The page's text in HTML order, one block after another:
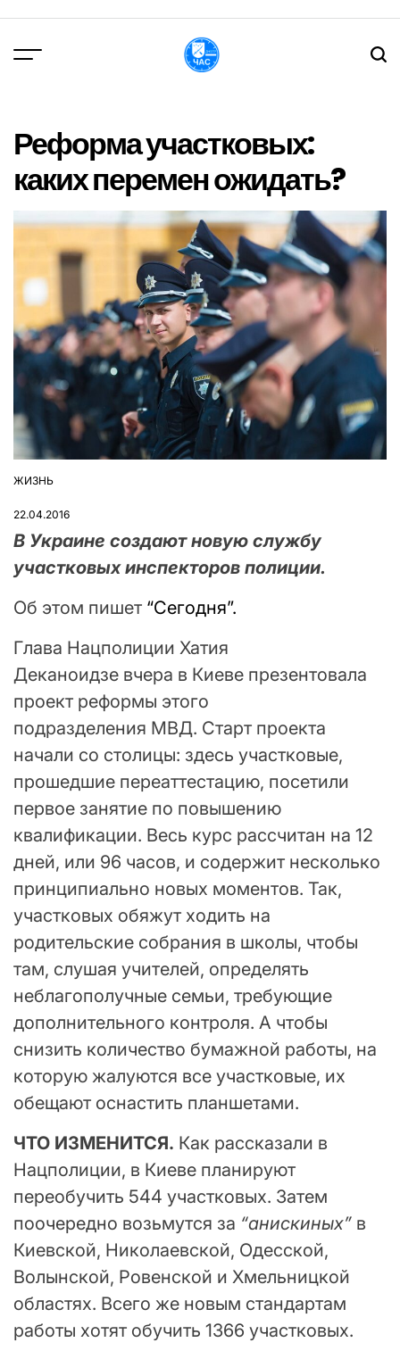
вмісту
Реформа участковых:
каких перемен ожидать?
ОПУБЛІКУВАТИ
ЖИЗНЬ
22.04.2016
В Украине создают новую службу
участковых инспекторов полиции.
Об этом пишет “Сегодня”.
Глава Нацполиции Хатия
Деканоидзе вчера в Киеве презентовала
проект реформы этого
подразделения МВД. Старт проекта
начали со столицы: здесь участковые,
прошедшие переаттестацию, посетили
первое занятие по повышению
квалификации. Весь курс рассчитан на 12
дней, или 96 часов, и содержит несколько
принципиально новых моментов. Так,
участковых обяжут ходить на
родительские собрания в школы, чтобы
там, слушая учителей, определять
неблагополучные семьи, требующие
дополнительного контроля. А чтобы
снизить количество бумажной работы, на
которую жалуются все участковые, их
обещают оснастить планшетами.
ЧТО ИЗМЕНИТСЯ. Как рассказали в
Нацполиции, в Киеве планируют
переобучить 544 участковых. Затем
поочередно возьмутся за “анискиных” в
Киевской, Николаевской, Одесской,
Волынской, Ровенской и Хмельницкой
областях. Всего же новым стандартам
работы хотят обучить 1366 участковых.